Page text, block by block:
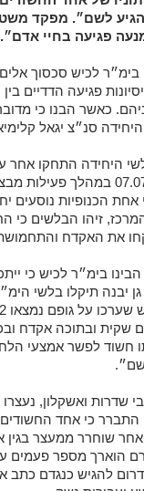
הגיע לשם״. מפקד
פגיעה בחיי אדם״.
פגיעה הדדיים
כאשר הבנו כי
סנ״צ יגאל
היחידה התחקו אחר
סמויה. בתאריך 07.07.2015
הכנופיות נוסעים
זיהו הבלשים כי
את האקדח
בימ״ר לכיש כי
יבנה תיקלו בלשי
שקית ובתוכה אקדח
לפשר אמצעי
שדרות ואשקלון,
כי אחד
שוחרר ממעצר בגין
הוארך מספר פעמים
להגיש כנגדם כתב